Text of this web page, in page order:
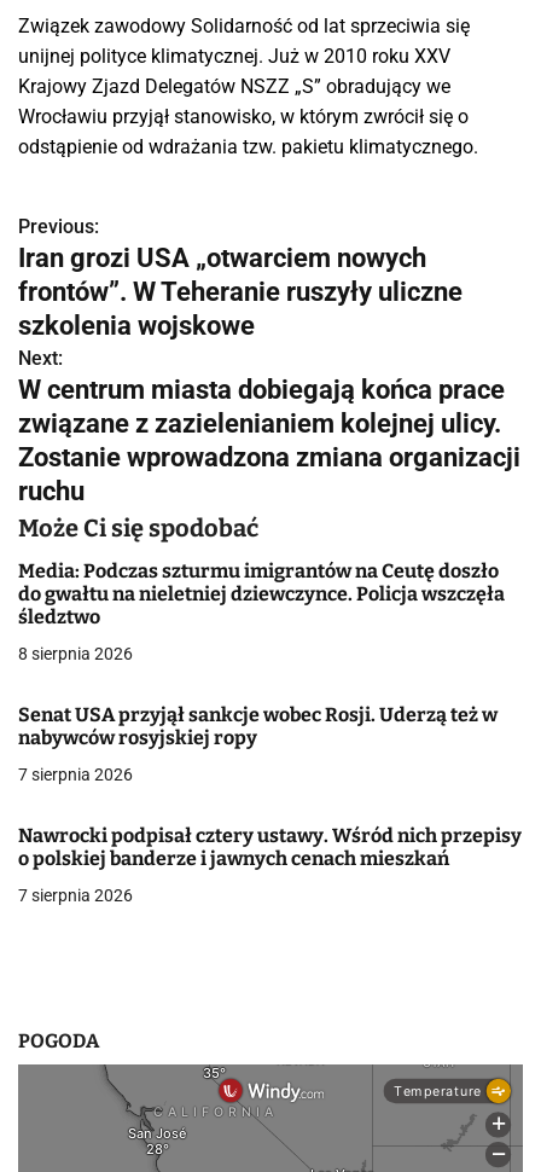
Związek zawodowy Solidarność od lat sprzeciwia się
unijnej polityce klimatycznej. Już w 2010 roku XXV
Krajowy Zjazd Delegatów NSZZ „S” obradujący we
Wrocławiu przyjął stanowisko, w którym zwrócił się o
odstąpienie od wdrażania tzw. pakietu klimatycznego.
N
a
w
i
g
a
c
j
a
w
i
s
u
Previous:
Iran grozi USA „otwarciem nowych
frontów”. W Teheranie ruszyły uliczne
szkolenia wojskowe
Next:
W centrum miasta dobiegają końca prace
związane z zazielenianiem kolejnej ulicy.
Zostanie wprowadzona zmiana organizacji
ruchu
Może Ci się spodobać
Media: Podczas szturmu imigrantów na Ceutę doszło
do gwałtu na nieletniej dziewczynce. Policja wszczęła
śledztwo
8 sierpnia 2026
Senat USA przyjął sankcje wobec Rosji. Uderzą też w
nabywców rosyjskiej ropy
7 sierpnia 2026
Nawrocki podpisał cztery ustawy. Wśród nich przepisy
o polskiej banderze i jawnych cenach mieszkań
7 sierpnia 2026
POGODA